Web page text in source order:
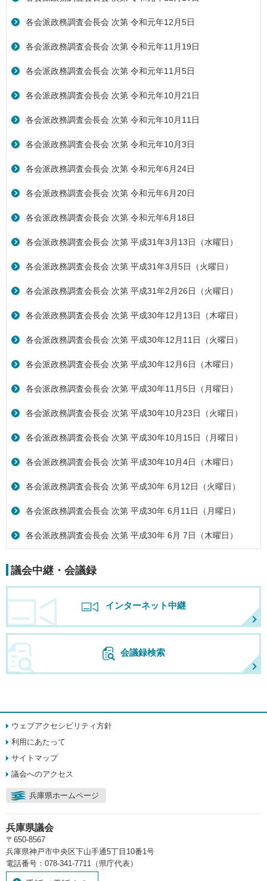
各会派政務調査会長会 次第 令和元年12月5日
各会派政務調査会長会 次第 令和元年11月19日
各会派政務調査会長会 次第 令和元年11月5日
各会派政務調査会長会 次第 令和元年10月21日
各会派政務調査会長会 次第 令和元年10月11日
各会派政務調査会長会 次第 令和元年10月3日
各会派政務調査会長会 次第 令和元年6月24日
各会派政務調査会長会 次第 令和元年6月20日
各会派政務調査会長会 次第 令和元年6月18日
各会派政務調査会長会 次第 平成31年3月13日（水曜日）
各会派政務調査会長会 次第 平成31年3月5日（火曜日）
各会派政務調査会長会 次第 平成31年2月26日（火曜日）
各会派政務調査会長会 次第 平成30年12月13日（木曜日）
各会派政務調査会長会 次第 平成30年12月11日（火曜日）
各会派政務調査会長会 次第 平成30年12月6日（木曜日）
各会派政務調査会長会 次第 平成30年11月5日（月曜日）
各会派政務調査会長会 次第 平成30年10月23日（火曜日）
各会派政務調査会長会 次第 平成30年10月15日（月曜日）
各会派政務調査会長会 次第 平成30年10月4日（木曜日）
各会派政務調査会長会 次第 平成30年 6月12日（火曜日）
各会派政務調査会長会 次第 平成30年 6月11日（月曜日）
各会派政務調査会長会 次第 平成30年 6月 7日（木曜日）
議会中継・会議録
インターネット中継
会議録検索
ウェブアクセシビリティ方針
利用にあたって
サイトマップ
議会へのアクセス
兵庫県ホームページ
兵庫県議会
〒650-8567
兵庫県神戸市中央区下山手通5丁目10番1号
電話番号：078-341-7711（県庁代表）